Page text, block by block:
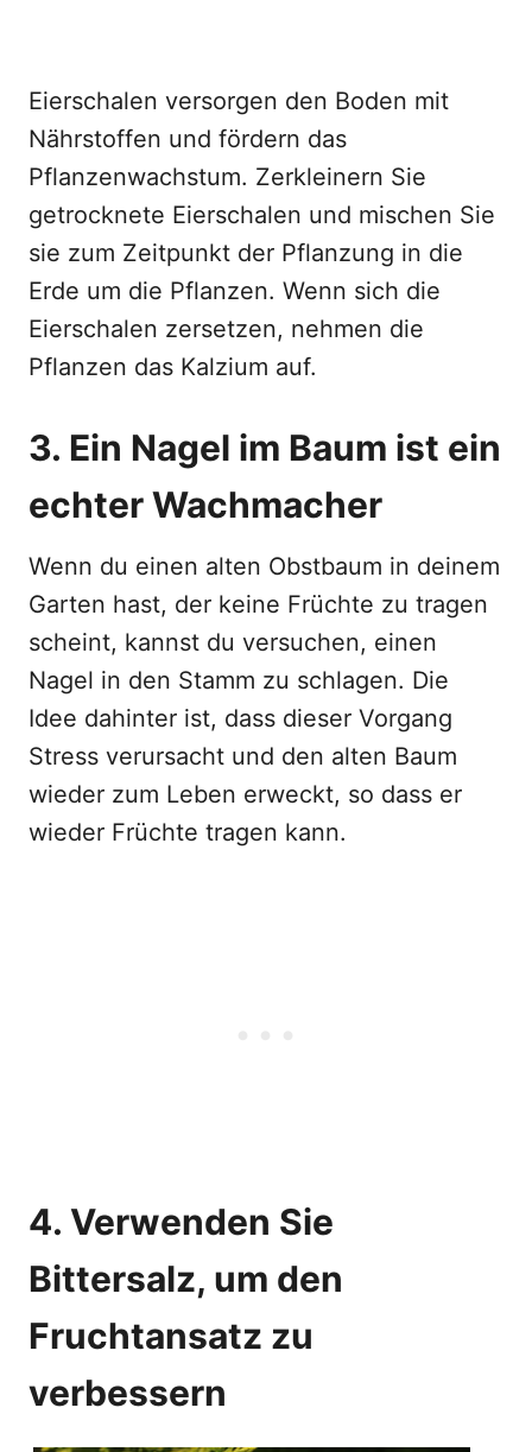
Eierschalen versorgen den Boden mit
Nährstoffen und fördern das
Pflanzenwachstum. Zerkleinern Sie
getrocknete Eierschalen und mischen Sie
sie zum Zeitpunkt der Pflanzung in die
Erde um die Pflanzen. Wenn sich die
Eierschalen zersetzen, nehmen die
Pflanzen das Kalzium auf.
3. Ein Nagel im Baum ist ein
echter Wachmacher
Wenn du einen alten Obstbaum in deinem
Garten hast, der keine Früchte zu tragen
scheint, kannst du versuchen, einen
Nagel in den Stamm zu schlagen. Die
Idee dahinter ist, dass dieser Vorgang
Stress verursacht und den alten Baum
wieder zum Leben erweckt, so dass er
wieder Früchte tragen kann.
4. Verwenden Sie
Bittersalz, um den
Fruchtansatz zu
verbessern